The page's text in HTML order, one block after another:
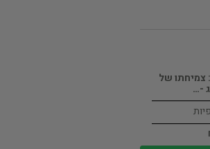
: צמיחתו של
-…